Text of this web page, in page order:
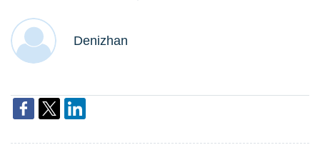
Denizhan